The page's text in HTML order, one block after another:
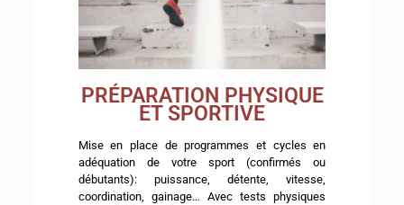
PRÉPARATION PHYSIQUE
ET SPORTIVE
Mise en place de programmes et cycles en
adéquation de votre sport (confirmés ou
débutants): puissance, détente, vitesse,
coordination, gainage… Avec tests physiques